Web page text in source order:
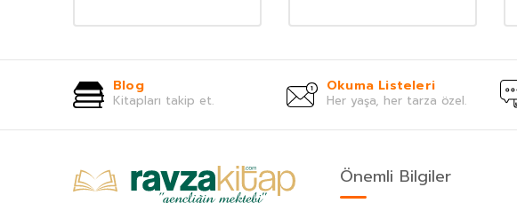
Blog
Kitapları takip et.
Okuma Listeleri
Her yaşa, her tarza özel.
Önemli Bilgiler